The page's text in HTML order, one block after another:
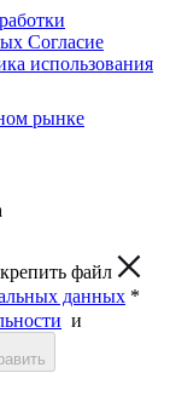
Согласие
использования
рынке
файл
данных *
и